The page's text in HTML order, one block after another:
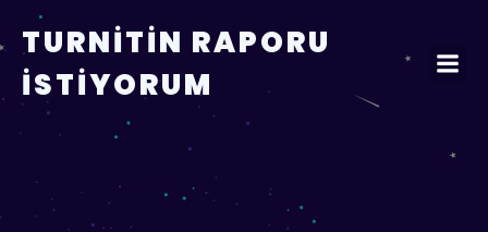
TURNITIN RAPORU
İSTIYORUM